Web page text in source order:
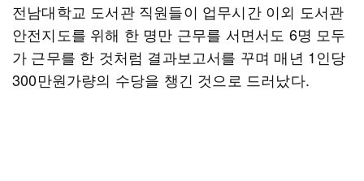
전남대학교 도서관 직원들이 업무시간 이외 도서관
안전지도를 위해 한 명만 근무를 서면서도 6명 모두
가 근무를 한 것처럼 결과보고서를 꾸며 매년 1인당
300만원가량의 수당을 챙긴 것으로 드러났다.